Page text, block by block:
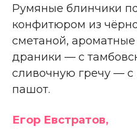
Румяные блинчики
конфитюром из
сметаной,
драники — с
сливочную гречу —
пашот.
Егор Евстратов,